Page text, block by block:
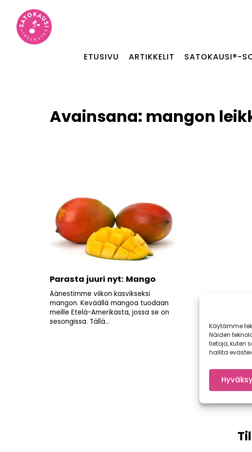
Käytämme
Näiden
tietoja, kuten
hallita
ETUSIVU ARTIKKELIT SATOKAUSI®-
Avainsana: mangon
Parasta juuri nyt: Mango
Äänestimme viikon kasvikseksi
mangon. Keväällä mangoa tuodaan
meille Etelä-Amerikasta, jossa se on
sesongissa. Tällä...